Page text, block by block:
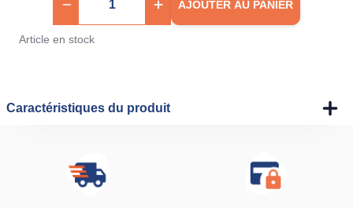
AJOUTER AU PANIER
Article en stock
Caractéristiques du produit